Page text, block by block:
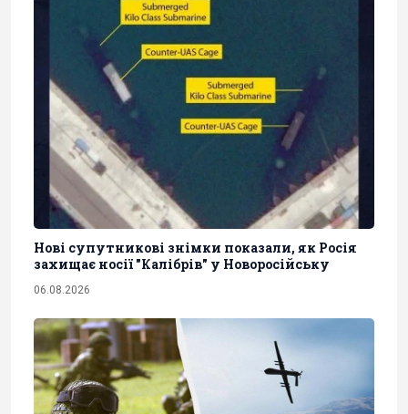
Нові супутникові знімки показали, як Росія
захищає носії "Калібрів" у Новоросійську
06.08.2026